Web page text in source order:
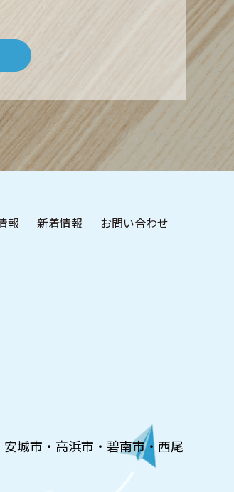
報 新着情報 お問い合わせ
城市・高浜市・碧南市・西尾